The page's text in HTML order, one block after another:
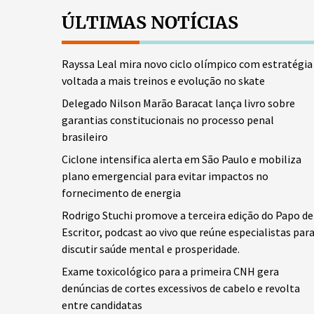
ÚLTIMAS NOTÍCIAS
Rayssa Leal mira novo ciclo olímpico com estratégia
voltada a mais treinos e evolução no skate
Delegado Nilson Marão Baracat lança livro sobre
garantias constitucionais no processo penal
brasileiro
Ciclone intensifica alerta em São Paulo e mobiliza
plano emergencial para evitar impactos no
fornecimento de energia
Rodrigo Stuchi promove a terceira edição do Papo de
Escritor, podcast ao vivo que reúne especialistas para
discutir saúde mental e prosperidade.
Exame toxicológico para a primeira CNH gera
denúncias de cortes excessivos de cabelo e revolta
entre candidatas